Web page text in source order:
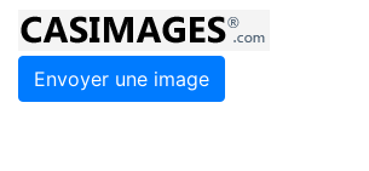
Envoyer une image